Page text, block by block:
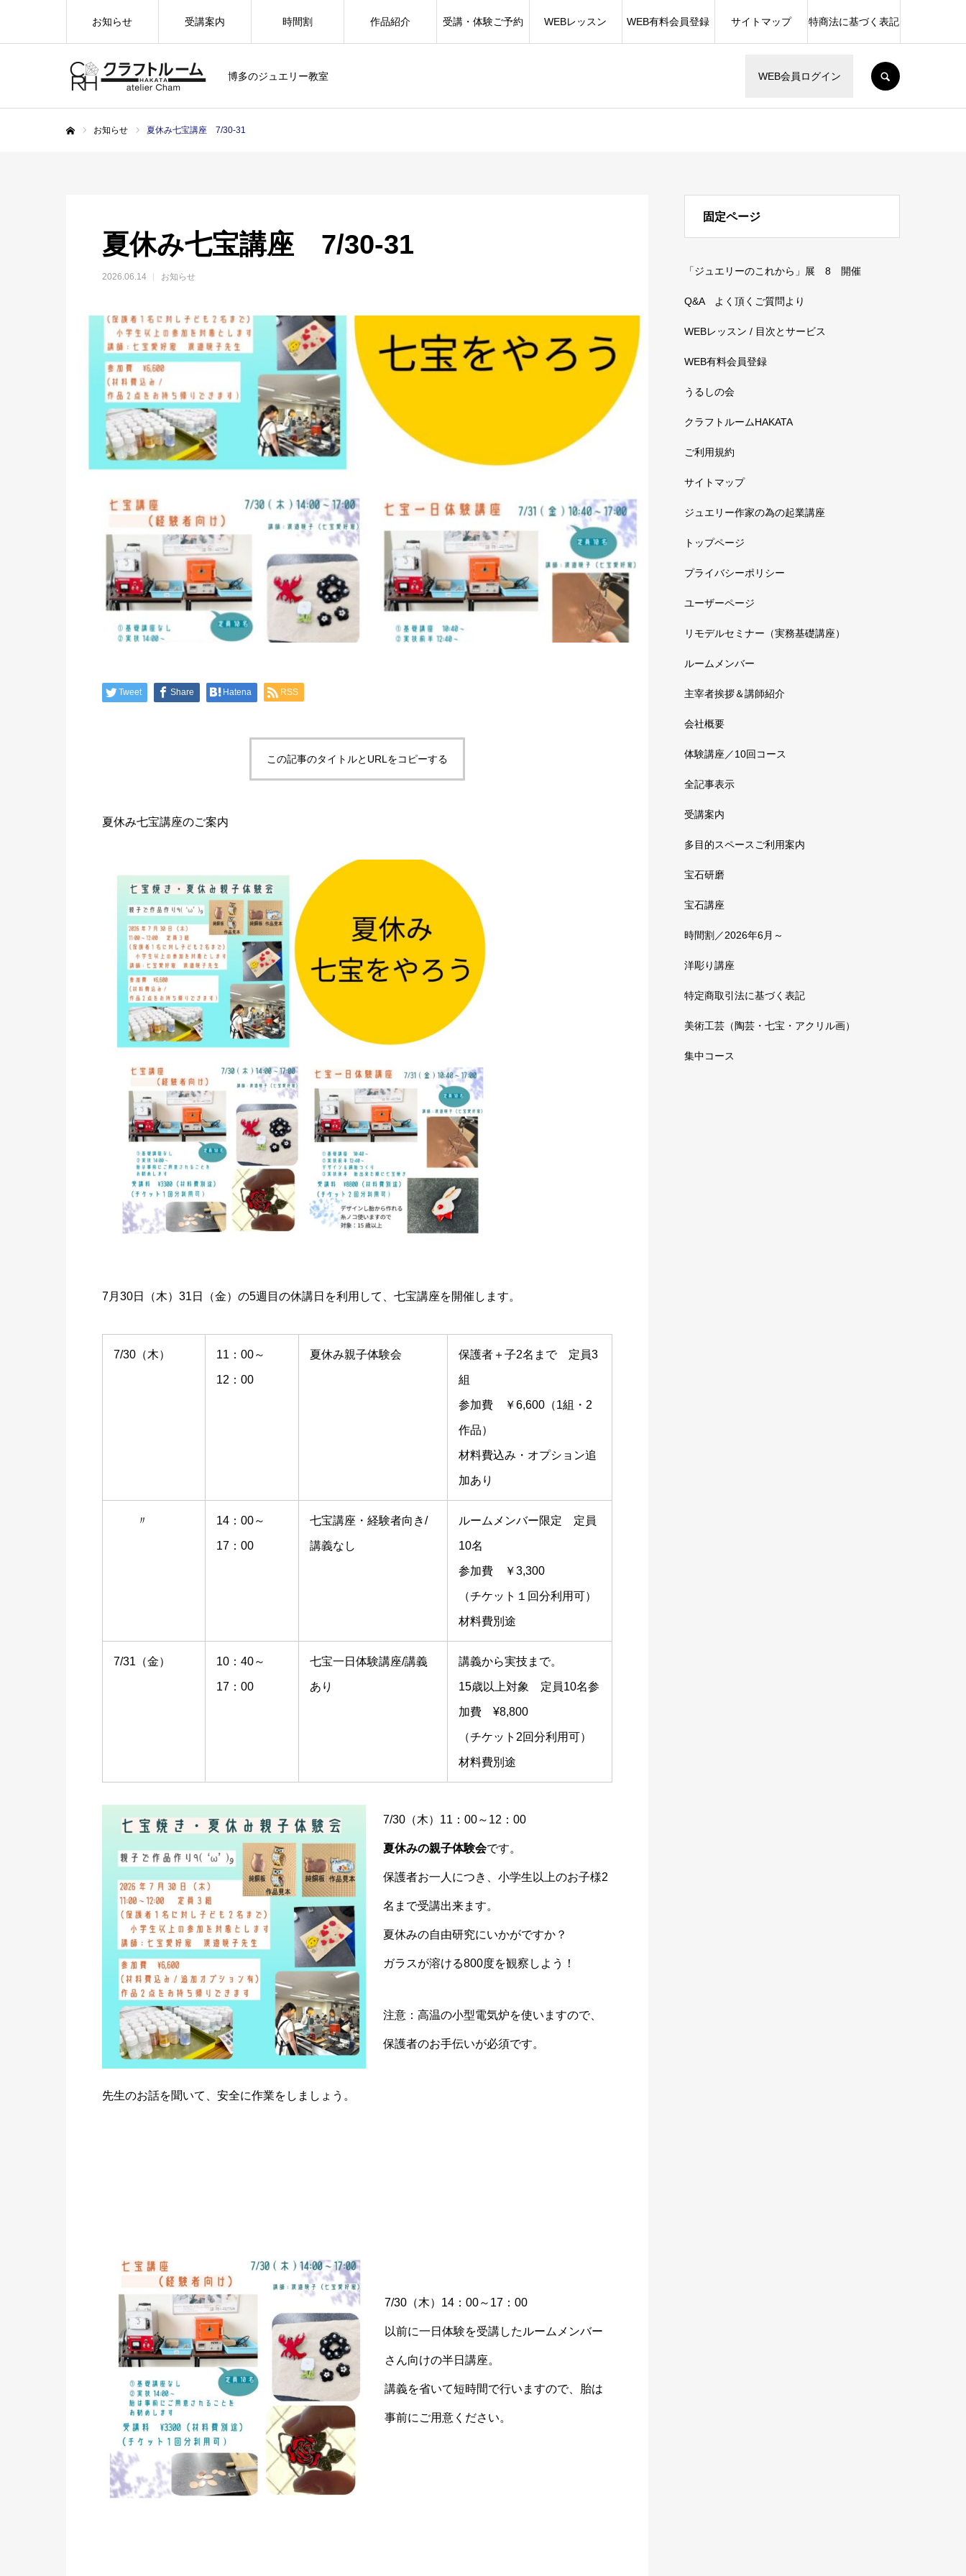
博多のジュエリー教室 WEB会員ログイン
お知らせ 受講案内 時間割 作品紹介 受講・体験ご予約 WEBレッスン WEB有料会員登録 サイトマップ 特商法に基づく表記
お知らせ 夏休み七宝講座 7/30-31
夏休み七宝講座 7/30-31
2026.06.14 お知らせ
Tweet Share Hatena RSS
この記事のタイトルとURLをコピーする
夏休み七宝講座のご案内
7月30日（木）31日（金）の5週目の休講日を利用して、七宝講座を開催します。
7/30（木） 11：00～
12：00
夏休み親子体験会 保護者＋子2名まで 定員3
組
参加費 ￥6,600（1組・2
作品）
材料費込み・オプション追
加あり
〃 14：00～
17：00
七宝講座・経験者向き/
講義なし
ルームメンバー限定 定員
10名
参加費 ￥3,300
（チケット１回分利用可）
材料費別途
7/31（金） 10：40～
17：00
七宝一日体験講座/講義
あり
講義から実技まで。
15歳以上対象 定員10名参
加費 ¥8,800
（チケット2回分利用可）
材料費別途
7/30（木）11：00～12：00
夏休みの親子体験会です。
保護者お一人につき、小学生以上のお子様2
名まで受講出来ます。
夏休みの自由研究にいかがですか？
ガラスが溶ける800度を観察しよう！
注意：高温の小型電気炉を使いますので、
保護者のお手伝いが必須です。
先生のお話を聞いて、安全に作業をしましょう。
7/30（木）14：00～17：00
以前に一日体験を受講したルームメンバー
さん向けの半日講座。
講義を省いて短時間で行いますので、胎は
事前にご用意ください。
固定ページ
「ジュエリーのこれから」展 8 開催
Q&A よく頂くご質問より
WEBレッスン / 目次とサービス
WEB有料会員登録
うるしの会
クラフトルームHAKATA
ご利用規約
サイトマップ
ジュエリー作家の為の起業講座
トップページ
プライバシーポリシー
ユーザーページ
リモデルセミナー（実務基礎講座）
ルームメンバー
主宰者挨拶＆講師紹介
会社概要
体験講座／10回コース
全記事表示
受講案内
多目的スペースご利用案内
宝石研磨
宝石講座
時間割／2026年6月～
洋彫り講座
特定商取引法に基づく表記
美術工芸（陶芸・七宝・アクリル画）
集中コース